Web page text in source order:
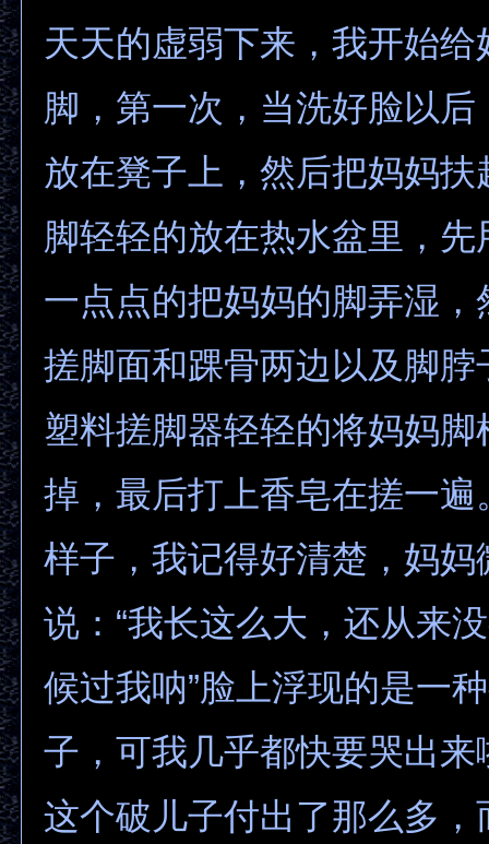
天天的虚弱下来，我开始给
脚，第一次，当洗好脸以
放在凳子上，然后把妈妈扶
脚轻轻的放在热水盆里，
一点点的把妈妈的脚弄湿，
搓脚面和踝骨两边以及脚脖
塑料搓脚器轻轻的将妈妈脚
掉，最后打上香皂在搓一遍
样子，我记得好清楚，妈妈
说：“我长这么大，还从来
候过我呐”脸上浮现的是一
子，可我几乎都快要哭出来
这个破儿子付出了那么多，